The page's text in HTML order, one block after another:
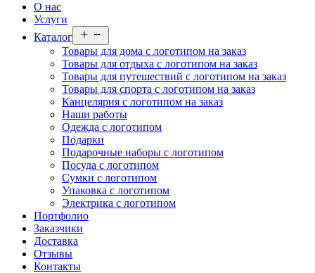
О нас
Услуги
Каталог
меню
Товары для дома с логотипом на заказ
Товары для отдыха с логотипом на заказ
Товары для путешествий с логотипом на заказ
Товары для спорта с логотипом на заказ
Канцелярия с логотипом на заказ
Наши работы
Одежда с логотипом
Подарки
Подарочные наборы с логотипом
Посуда с логотипом
Сумки с логотипом
Упаковка с логотипом
Электрика с логотипом
Портфолио
Заказчики
Доставка
Отзывы
Контакты